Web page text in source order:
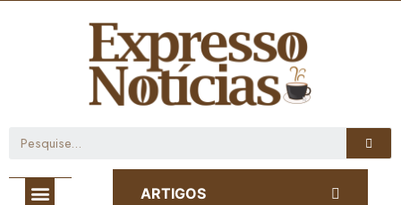
ARTIGOS